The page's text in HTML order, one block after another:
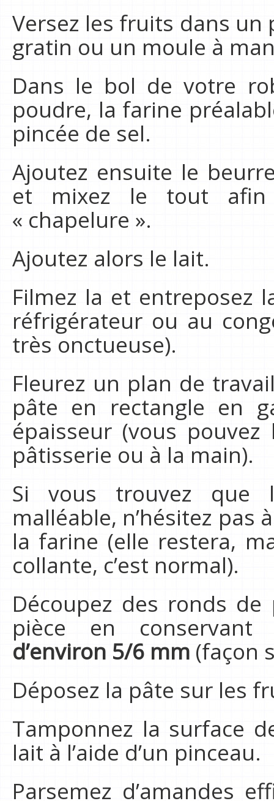
Versez les fruits dans
gratin ou un moule à
Dans le bol de votre
poudre, la farine
pincée de sel.
Ajoutez ensuite le
et mixez le tout afin
« chapelure ».
Ajoutez alors le lait.
Filmez la et entreposez
réfrigérateur ou au
très onctueuse).
Fleurez un plan de
pâte en rectangle en
épaisseur (vous
pâtisserie ou à la main).
Si vous trouvez que
malléable, n’hésitez pas
la farine (elle restera,
collante, c’est normal).
Découpez des ronds de
pièce en conservant
d’environ 5/6 mm (façon
Déposez la pâte sur les
Tamponnez la surface
lait à l’aide d’un pinceau.
Parsemez d’amandes